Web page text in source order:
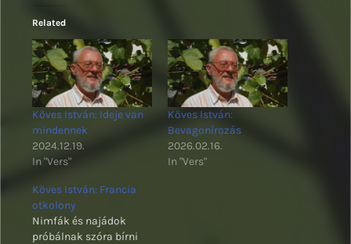
Related
Köves István: Ideje van
mindennek
2024.12.19.
In "Vers"
Köves István:
Bevagonírozás
2026.02.16.
In "Vers"
Köves István: Francia
otkolony
Nimfák és najádok
próbálnak szóra bírni